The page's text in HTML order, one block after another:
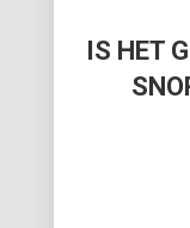
IS HET